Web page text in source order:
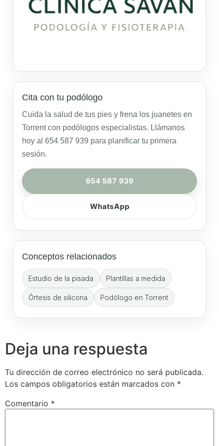
Cita con tu podólogo
Cuida la salud de tus pies y frena los juanetes en
Torrent con podólogos especialistas. Llámanos
hoy al 654 587 939 para planificar tu primera
sesión.
654 587 939
WhatsApp
Conceptos relacionados
Estudio de la pisada Plantillas a medida
Órtesis de silicona Podólogo en Torrent
Deja una respuesta
Tu dirección de correo electrónico no será publicada.
Los campos obligatorios están marcados con *
Comentario *